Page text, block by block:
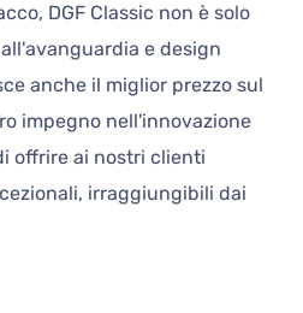
DGF Classic non è solo
e design
anche il miglior prezzo sul
impegno nell'innovazione
offrire ai nostri clienti
irraggiungibili dai